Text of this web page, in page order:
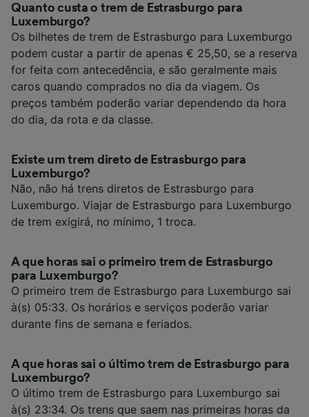
Quanto custa o trem de Estrasburgo para
Luxemburgo?
Os bilhetes de trem de Estrasburgo para Luxemburgo
podem custar a partir de apenas € 25,50, se a reserva
for feita com antecedência, e são geralmente mais
caros quando comprados no dia da viagem. Os
preços também poderão variar dependendo da hora
do dia, da rota e da classe.
Existe um trem direto de Estrasburgo para
Luxemburgo?
Não, não há trens diretos de Estrasburgo para
Luxemburgo. Viajar de Estrasburgo para Luxemburgo
de trem exigirá, no mínimo, 1 troca.
A que horas sai o primeiro trem de Estrasburgo
para Luxemburgo?
O primeiro trem de Estrasburgo para Luxemburgo sai
à(s) 05:33. Os horários e serviços poderão variar
durante fins de semana e feriados.
A que horas sai o último trem de Estrasburgo para
Luxemburgo?
O último trem de Estrasburgo para Luxemburgo sai
à(s) 23:34. Os trens que saem nas primeiras horas da